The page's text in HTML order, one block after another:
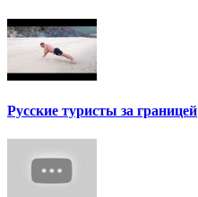
Русские туристы за границей